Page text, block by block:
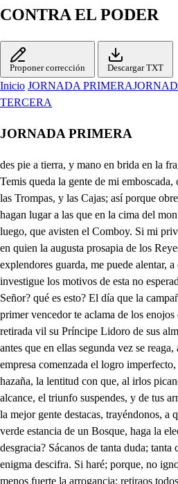
CONTRA EL PODER
Proponer corrección Descargar TXT
Inicio JORNADA PRIMERA
TERCERA
JORNADA PRIMERA
des pie a tierra, y mano en brida en la fragosa maraña del Bosque de Temis queda la gente de mi emboscada, cese el estruendo ruidoso de las Trompas, y las Cajas; así porque obre callado el valor, como porque hagan lugar a las que en la cima del monte quedan, a causa de avisar luego, que avisten el Comboy. Si mi privanza, s, . generoso Nicanor, en quien la augusta prosapia de los Reyes de Fenicia vivos explendores guarda, me puede alentar, a que (sin ocasionar tu saña) investigue los motivos de esta no esperada marcha: Qué es esto, Señor? qué es esto? El día que la campaña, de mil despojos cubierta; primer vencedor te aclama de los enojos de Tebas; y el día, que en retirada vil su Príncipe Lidoro de sus almenas se ampara, pudiendo tú, antes que en ellas segunda vez se reaga, acabar con todos, dejas de la empresa comenzada el logro imperfecto, haciendo parentesís de la hazaña, la lentitud con que, al irlos picando la Retaguardía, dejas el alcance, el triunfo suspendes, y de tus armas, para ignorado designio, la mejor gente destacas, trayéndonos, a que ocultos en la umbrosa, verde estancia de un Bosque, haga la elección, lo que hiciera la desgracia? Sácanos de tanta duda; tanta confusión desata; y tanto enigma descifra. Si haré; porque, no ignorada la razón, deje en la duda menos fuerte la arrogancia: retiraos todos, y a vista siempre de las atalayas estad a punto de guerra. Verás nuestra vigilancia. . En seguimiento de Europa, infeliz hija robada de Agenor, cuya corona hoy en mis sienes descansa, Cadmo, discurriendo al Orbe las más remotas distancias, a los ásperos desiertos de Aonia llegó: más para qué tan de atrás las noticias voy enlazando, si en varias lenguas lo dicen por mí los clarines de su fama? Y así, a los más principales motivos pasando, haga (suponiendo lo que sobra) consecuencia a lo que falta. Tebas, pues, esa Ciudad, a quien dio para fundarla sitio el descanso tranquilo de una apacible res blanca, vaticinio hecho en el sabio oráculo de una estatua: sin muros vivió a los siglos en su primeraedad, hasta que artifice diestro el pulso de Anfión, a la templada consonancia de su Lira, colocando en sus murallas las piedras, que armonioso arquitecto suyo arrastra, la fortaleció de suerte, que sin mellar su constancia, inútilmente las muerden los arietes, y las zapas. De este, pues, jamás oído portento hasta hoy, la rara maravilla me incitó, a que tomando las armas contra Tebas, persuadido de alto espíritu, que manda mi brazo, inclinado siempre a difíciles hazañas, en Sidón, colebre Puerto de Fenicia, hiciese al agua breado Monte de velas, instable Ciudad de jarcías, que del viento conducidas, y del hado apadrinadas, Paladiones de la espuma, tanto número abortaran degente, que zozobrando se mirasen en sus playas a inundaciones Fenicias las resistencias Tebañas: si logré el primer designio; tú lo has dicho, pues acabas tú de decir, que llegando al trance de una batalla Lidoró, y yo, en vil huida vuelve a mis huestes la espalda, en el seguro de que como él, una vez tomada su Ciudad, tenga sus muros por primer defensa, nada le atemoriza, pues sabe cuanto imposible es que valgan, por el hechizo con que los fabricó quien los labra, ni el enojo de las picas, ni el tesón de las escalas; y así, dejando su fuga a un lado, para cuando haga a mi informe, a la segunda antecedencia ignorada, de porque el alcance deje, porque a este retiro os traiga; y en fin, porque la victoria no prosiga, es bien que vaya enlazando las premisas, y uniendo las circunstancias. Tu Amintas, mejor que todos sabes, que dejó encargada mi padre el Rey a tu ciencia el logro de mi crianza: y que amante en los primeros ardimientos de mi infancia de la beldad de Ariclea, feliz Princesa de Acaya, viví, pues ya declarado galán en su Corte, daba al templo de su desdén en cada suspiro una ara. Compitiome esta fortuna Lidoro, de cuyas ansias continuas la repetida porfía pudo enojarla tanto, que del casamiento a la plática empezada cerrase el oído, aunque de algunas de sus criadas supe no estar tan mal puesta con ella, como pensaba, de mi amante competencia la cuerda desconfianza: de este enojo, aunque conmigo no hablase tan cara a cara, resultó el que de su Reino saliesemos con dos causas tan distintas, como ser Lidoro el que la irritaba, y yo (ay de mí!) el que el perderla padecí sin enojarla: Ah injusta ley de la necia razón de estado, que trata, aunque la halle en la inocencia, castigar la semejanza! y, o necia también de amor justicia, en cuya balanza se despide al que merece, por desterrar al que cansa! Ya veo, Amintas, que oyendo cuanto con Lidoro airada quedó mi pasión, perdiendo galardón, corona, y dama. Diras, que no es quien me mueve a esta guerra, la afectada ambición de ganar nombre, sino aquella antigua rabia, que a iras revienta, por más que a cautelas se disfraza; y dirás bien, pues a mí qué me va en que celebrada Tebas, por sus muros fuertes, sea inexpugnable Plaza, debiendo más su defensa a la voz que los encanta, que a la regular, astuta guarnición fortificada de bastiones, y cortinas, valvartes, y contraescarpas, para que empeñado en ser yo quien con valor, o maña, la entre a sangre, y fuego, arries- (gue el crédito de mis armas, yéndome (ay de mí!) no menos que ser, honor, vida, y alma, en que se vistan mis celos del color de mis venganzas; y más si al primer dolor hace mi pesar que añada el de que Lidoro, (ay triste!) prosiguiendo en las instancias de su amor; y yo, ignorando el golpe, hasta que me mata; consiguiese de Ariclea la pretendida palabra, que de una silaba de aire formó una oración de llamas: dígolo, porque alcanzado ya él sí, de que de su blanca mano estrecharía el nudo en dos coronas dos palmas: a Licaón, gran General de sus huestes, envío a Acaya por ella con la más gente, que sin que le hiciese falta al rechazo de mis Tropas, destacó